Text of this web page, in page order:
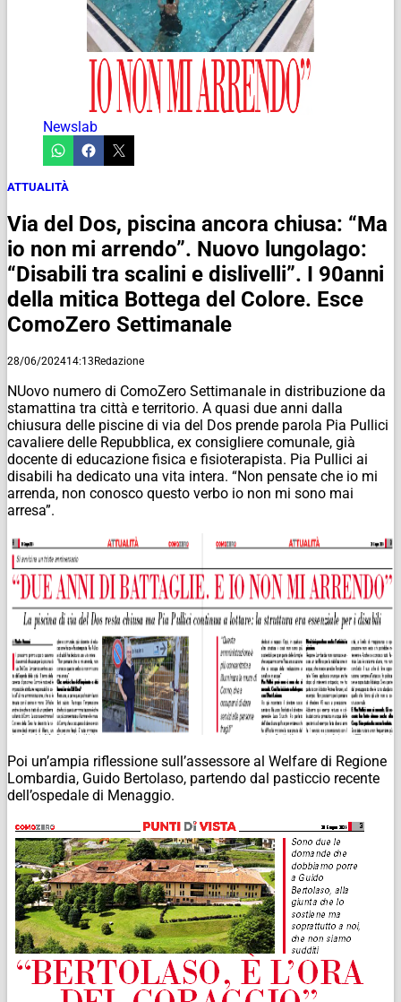
Newslab
ATTUALITÀ
Via del Dos, piscina ancora chiusa: “Ma
io non mi arrendo”. Nuovo lungolago:
“Disabili tra scalini e dislivelli”. I 90anni
della mitica Bottega del Colore. Esce
ComoZero Settimanale
28/06/202414:13Redazione
NUovo numero di ComoZero Settimanale in distribuzione da
stamattina tra città e territorio. A quasi due anni dalla
chiusura delle piscine di via del Dos prende parola Pia Pullici
cavaliere delle Repubblica, ex consigliere comunale, già
docente di educazione fisica e fisioterapista. Pia Pullici ai
disabili ha dedicato una vita intera. “Non pensate che io mi
arrenda, non conosco questo verbo io non mi sono mai
arresa”.
Poi un’ampia riflessione sull’assessore al Welfare di Regione
Lombardia, Guido Bertolaso, partendo dal pasticcio recente
dell’ospedale di Menaggio.